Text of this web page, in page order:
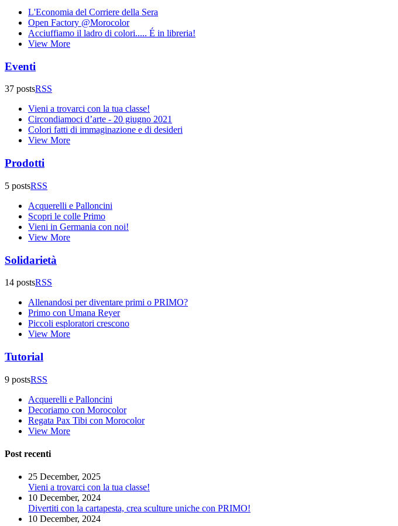
L'Economia del Corriere della Sera
Open Factory @Morocolor
Acciuffiamo il ladro di colori..... É in libreria!
View More
Eventi
37 postsRSS
Vieni a trovarci con la tua classe!
Circondiamoci d’arte - 20 giugno 2021
Colori fatti di immaginazione e di desideri
View More
Prodotti
5 postsRSS
Acquerelli e Palloncini
Scopri le colle Primo
Vieni in Germania con noi!
View More
Solidarietà
14 postsRSS
Allenandosi per diventare primi o PRIMO?
Primo con Umana Reyer
Piccoli esploratori crescono
View More
Tutorial
9 postsRSS
Acquerelli e Palloncini
Decoriamo con Morocolor
Regata Pax Tibi con Morocolor
View More
Post recenti
25 December, 2025
Vieni a trovarci con la tua classe!
10 December, 2024
Divertiti con la cartapesta, crea sculture uniche con PRIMO!
10 December, 2024